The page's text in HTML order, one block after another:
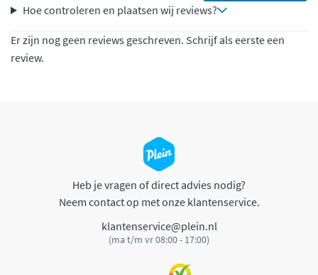
Hoe controleren en plaatsen wij reviews?
Er zijn nog geen reviews geschreven. Schrijf als eerste een
review.
Heb je vragen of direct advies nodig?
Neem contact op met onze klantenservice.
klantenservice@plein.nl
(ma t/m vr 08:00 - 17:00)